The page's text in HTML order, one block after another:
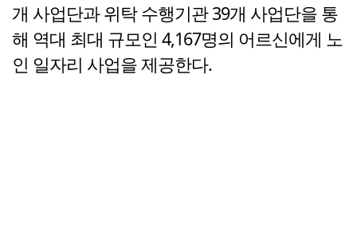
개 사업단과 위탁 수행기관 39개 사업단을 통
해 역대 최대 규모인 4,167명의 어르신에게 노
인 일자리 사업을 제공한다.